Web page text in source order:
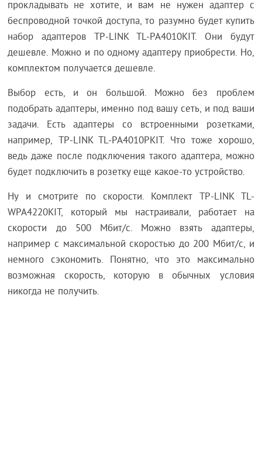
прокладывать не хотите, и вам не нужен адаптер с
беспроводной точкой доступа, то разумно будет купить
набор адаптеров TP-LINK TL-PA4010KIT. Они будут
дешевле. Можно и по одному адаптеру приобрести. Но,
комплектом получается дешевле.
Выбор есть, и он большой. Можно без проблем
подобрать адаптеры, именно под вашу сеть, и под ваши
задачи. Есть адаптеры со встроенными розетками,
например, TP-LINK TL-PA4010PKIT. Что тоже хорошо,
ведь даже после подключения такого адаптера, можно
будет подключить в розетку еще какое-то устройство.
Ну и смотрите по скорости. Комплект TP-LINK TL-
WPA4220KIT, который мы настраивали, работает на
скорости до 500 Мбит/с. Можно взять адаптеры,
например с максимальной скоростью до 200 Мбит/с, и
немного сэкономить. Понятно, что это максимально
возможная скорость, которую в обычных условия
никогда не получить.